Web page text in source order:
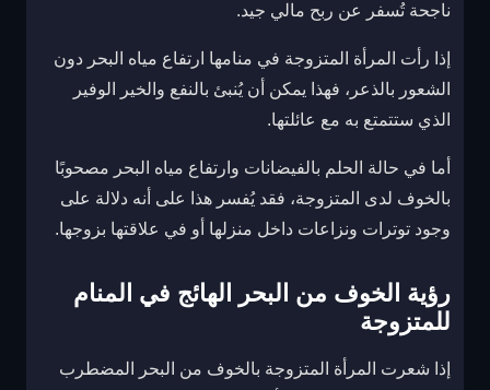
ناجحة تُسفر عن ربح مالي جيد.
إذا رأت المرأة المتزوجة في منامها ارتفاع مياه البحر دون
الشعور بالذعر، فهذا يمكن أن يُنبئ بالنفع والخير الوفير
الذي ستتمتع به مع عائلتها.
أما في حالة الحلم بالفيضانات وارتفاع مياه البحر مصحوبًا
بالخوف لدى المتزوجة، فقد يُفسر هذا على أنه دلالة على
وجود توترات ونزاعات داخل منزلها أو في علاقتها بزوجها.
رؤية الخوف من البحر الهائج في المنام
للمتزوجة
إذا شعرت المرأة المتزوجة بالخوف من البحر المضطرب